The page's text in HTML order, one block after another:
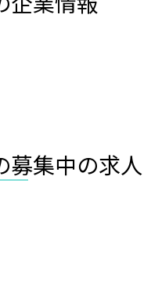
募集中の求人